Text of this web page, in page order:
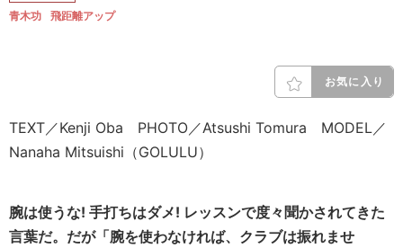
青木功
飛距離アップ
お気に入り
TEXT／Kenji Oba PHOTO／Atsushi Tomura MODEL／
Nanaha Mitsuishi（GOLULU）
腕は使うな! 手打ちはダメ! レッスンで度々聞かされてきた
言葉だ。だが「腕を使わなければ、クラブは振れませ